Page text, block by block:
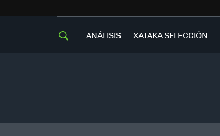
ANÁLISIS XATAKA SELECCIÓN